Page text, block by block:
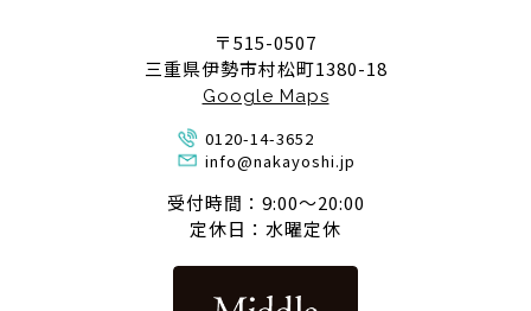
〒515-0507
三重県伊勢市村松町1380-18
Google Maps
0120-14-3652
info@nakayoshi.jp
受付時間：9:00〜20:00
定休日：水曜定休